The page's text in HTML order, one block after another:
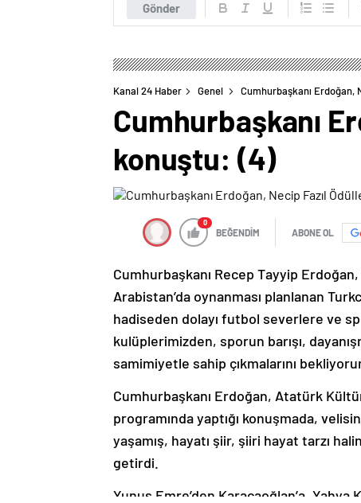
Gönder
Kanal 24 Haber Genel Cumhurbaşkanı Erdoğan,
Cumhurbaşkanı
konuştu: (4)
0
BEĞENDİM ABONE OL
Cumhurbaşkanı Recep Tayyip
Arabistan’da oynanması planlanan
hadiseden dolayı futbol severlere ve
kulüplerimizden, sporun barışı,
samimiyetle sahip çıkmalarını
Cumhurbaşkanı Erdoğan, Atatürk
programında yaptığı konuşmada,
yaşamış, hayatı şiir, şiiri hayat tarzı
getirdi.
Yunus Emre’den Karacaoğlan’a, Yahya